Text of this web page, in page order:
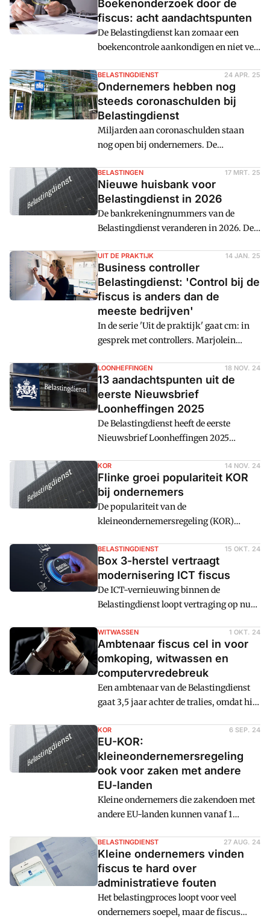
Boekenonderzoek door de
fiscus: acht aandachtspunten
De Belastingdienst kan zomaar een
boekencontrole aankondigen en niet veel
zo'n btw-controle kunnen
onaangenaam zijn. Maar met de
volgende aandachtspunten kom je goed
beslagen ten ijs.
BELASTINGDIENST 24 APR. 25
Ondernemers hebben nog
steeds coronaschulden bij
Belastingdienst
Miljarden aan coronaschulden staan
nog open bij ondernemers. De
wordt terugbetaald.
BELASTINGEN 17 MRT. 25
Nieuwe huisbank voor
Belastingdienst in 2026
De bankrekeningnummers van de
Belastingdienst veranderen in 2026. De
van ING naar Rabobank.
UIT DE PRAKTIJK 14 JAN. 25
Business controller
Belastingdienst: 'Control bij de
fiscus is anders dan de
meeste bedrijven'
In de serie 'Uit de praktijk' gaat cm: in
gesprek met controllers. Marjolein
Belastingdienst. Welke uitdagingen
komt zij tegen?
LOONHEFFINGEN 18 NOV. 24
13 aandachtspunten uit de
eerste Nieuwsbrief
Loonheffingen 2025
De Belastingdienst heeft de eerste
Nieuwsbrief Loonheffingen 2025
informeert de fiscus professionals over
wijzigingen die later in het jaar in het
Handboek Loonheffingen 2025
verschijnen. In december volgt een
tweede versie.
KOR 14 NOV. 24
Flinke groei populariteit KOR
bij ondernemers
De populariteit van de
kleineondernemersregeling (KOR)
versoepelingen die de Belastingdienst
gaat doorvoeren.
BELASTINGDIENST 15 OKT. 24
Box 3-herstel vertraagt
modernisering ICT fiscus
De ICT-vernieuwing binnen de
Belastingdienst loopt vertraging op nu
verwerking van aangiftes blijft daarom
langer afhankelijk van de nukken en
grillen van oude software.
WITWASSEN 1 OKT. 24
Ambtenaar fiscus cel in voor
omkoping, witwassen en
computervredebreuk
Een ambtenaar van de Belastingdienst
gaat 3,5 jaar achter de tralies, omdat hij
crimineel.
KOR 6 SEP. 24
EU-KOR:
kleineondernemersregeling
ook voor zaken met andere
EU-landen
Kleine ondernemers die zakendoen met
andere EU-landen kunnen vanaf 1
die landen. De Europese
kleineondernemersregeling (EU-KOR)
zorgt ervoor dat je ook geen btw meer
hoeft door te berekenen aan klanten in
andere EU-landen.
BELASTINGDIENST 27 AUG. 24
Kleine ondernemers vinden
fiscus te hard over
administratieve fouten
Het belastingproces loopt voor veel
ondernemers soepel, maar de fiscus